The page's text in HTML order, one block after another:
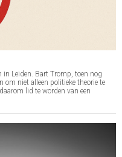
in Leiden. Bart Tromp, toen nog
om niet alleen politieke theorie te
lid te worden van een